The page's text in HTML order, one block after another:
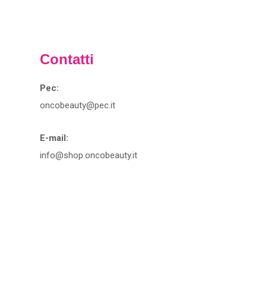
Contatti
Pec:
oncobeauty@pec.it
E-mail:
info@shop.oncobeauty.it